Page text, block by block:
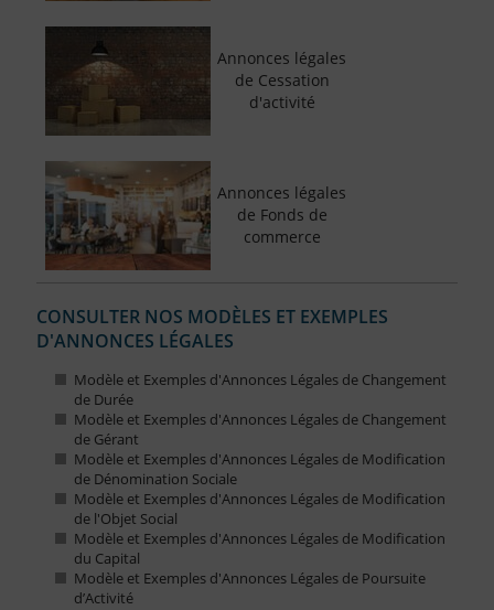
Annonces légales
de Cessation
d'activité
Annonces légales
de Fonds de
commerce
CONSULTER NOS MODÈLES ET EXEMPLES
D'ANNONCES LÉGALES
Modèle et Exemples d'Annonces Légales de Changement
de Durée
Modèle et Exemples d'Annonces Légales de Changement
de Gérant
Modèle et Exemples d'Annonces Légales de Modification
de Dénomination Sociale
Modèle et Exemples d'Annonces Légales de Modification
de l'Objet Social
Modèle et Exemples d'Annonces Légales de Modification
du Capital
Modèle et Exemples d'Annonces Légales de Poursuite
d’Activité